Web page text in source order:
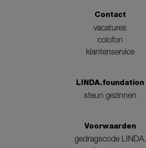
Contact
vacatures
colofon
klantenservice
LINDA.foundation
steun gezinnen
Voorwaarden
gedragscode LINDA.